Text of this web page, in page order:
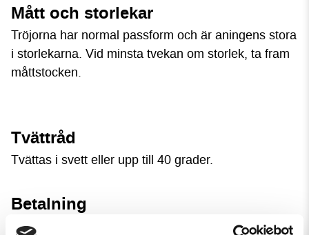
Mått och storlekar
Tröjorna har normal passform och är aningens stora
i storlekarna. Vid minsta tvekan om storlek, ta fram
måttstocken.
Tvättråd
Tvättas i svett eller upp till 40 grader.
Betalning
Betalning sker med kort eller mot faktura i